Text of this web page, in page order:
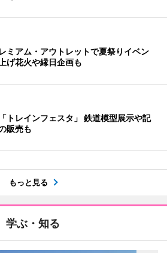
ミアム・アウトレットで夏祭りイベン
げ花火や縁日企画も
トレインフェスタ」 鉄道模型展示や記
販売も
もっと見る
学ぶ・知る